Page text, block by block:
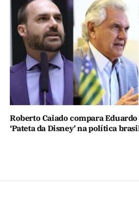
Roberto Caiado compara
‘Pateta da Disney’ na política